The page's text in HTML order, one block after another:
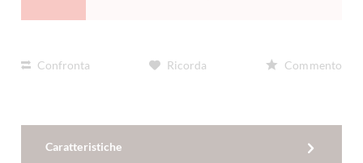
Confronta Ricorda Commento
Caratteristiche